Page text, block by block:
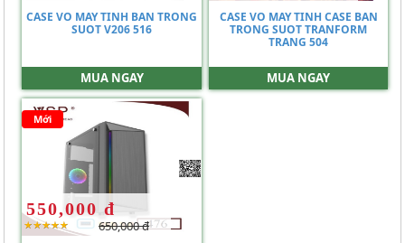
CASE VO MAY TINH BAN TRONG
SUOT V206 516
MUA NGAY
CASE VO MAY TINH CASE BAN
TRONG SUOT TRANFORM
TRANG 504
MUA NGAY
Mới
550,000 đ
650,000 đ